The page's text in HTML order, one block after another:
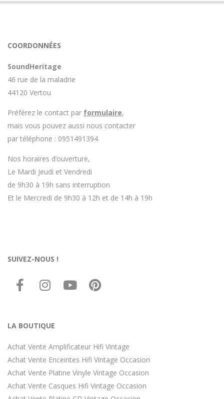
enceinte n'est plus fabriqué (et donc vendu) et que
Avoir ce genre d'explication est utile et valorisant pour
rendez le matériel.
COORDONNÉES
SoundHeritage
46 rue de la maladrie
44120 Vertou
Préférez le contact par formulaire,
mais vous pouvez aussi nous contacter
par téléphone : 0951491394
Nos horaires d’ouverture,
Le Mardi Jeudi et Vendredi
de 9h30 à 19h sans interruption
Et le Mercredi de 9h30 à 12h et de 14h à 19h
SUIVEZ-NOUS !
LA BOUTIQUE
Achat Vente Amplificateur Hifi Vintage
Achat Vente Enceintes Hifi Vintage Occasion
Achat Vente Platine Vinyle Vintage Occasion
Achat Vente Casques Hifi Vintage Occasion